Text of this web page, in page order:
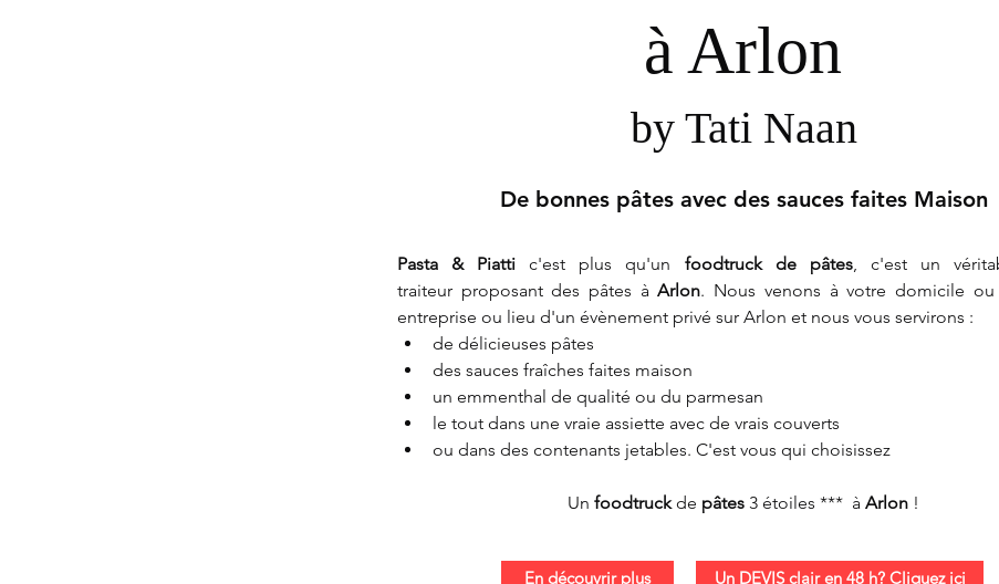
à Arlon
by Tati Naan
De bonnes pâtes avec des sauces faites Maison
Pasta & Piatti c'est plus qu'un foodtruck de pâtes, c'est un
traiteur proposant des pâtes à Arlon. Nous venons à votre domicile ou
entreprise ou lieu d'un évènement privé sur Arlon et nous vous servirons :
de délicieuses pâtes
des sauces fraîches faites maison
un emmenthal de qualité ou du parmesan
le tout dans une vraie assiette avec de vrais couverts
ou dans des contenants jetables. C'est vous qui choisissez
Un foodtruck de pâtes 3 étoiles ***  à Arlon !
En découvrir plus Un DEVIS clair en 48 h? Cliquez ici